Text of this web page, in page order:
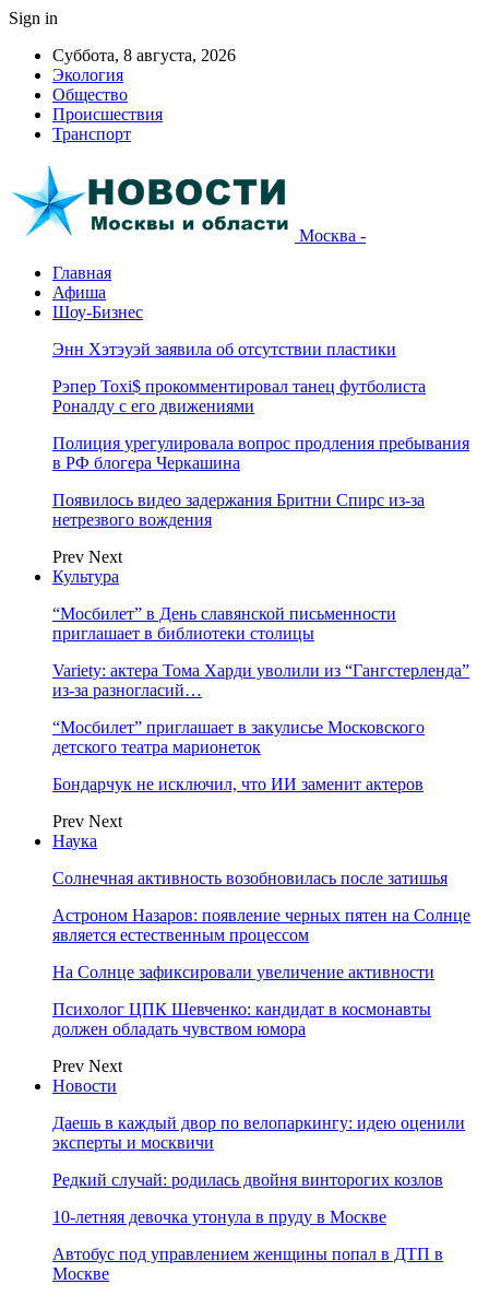
Sign in
Суббота, 8 августа, 2026
Экология
Общество
Происшествия
Транспорт
Москва -
Главная
Афиша
Шоу-Бизнес
Энн Хэтэуэй заявила об отсутствии пластики
Рэпер Toxi$ прокомментировал танец футболиста
Роналду с его движениями
Полиция урегулировала вопрос продления пребывания
в РФ блогера Черкашина
Появилось видео задержания Бритни Спирс из-за
нетрезвого вождения
Prev Next
Культура
“Мосбилет” в День славянской письменности
приглашает в библиотеки столицы
Variety: актера Тома Харди уволили из “Гангстерленда”
из-за разногласий…
“Мосбилет” приглашает в закулисье Московского
детского театра марионеток
Бондарчук не исключил, что ИИ заменит актеров
Prev Next
Наука
Солнечная активность возобновилась после затишья
Астроном Назаров: появление черных пятен на Солнце
является естественным процессом
На Солнце зафиксировали увеличение активности
Психолог ЦПК Шевченко: кандидат в космонавты
должен обладать чувством юмора
Prev Next
Новости
Даешь в каждый двор по велопаркингу: идею оценили
эксперты и москвичи
Редкий случай: родилась двойня винторогих козлов
10-летняя девочка утонула в пруду в Москве
Автобус под управлением женщины попал в ДТП в
Москве